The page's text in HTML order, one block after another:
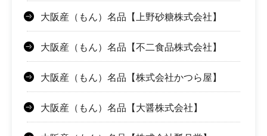
大阪産（もん）名品【上野砂糖株式会社】
大阪産（もん）名品【不二食品株式会社】
大阪産（もん）名品【株式会社かつら屋】
大阪産（もん）名品【大醤株式会社】